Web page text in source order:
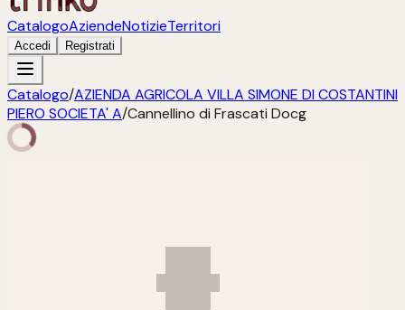
CatalogoAziendeNotizieTerritori
Accedi Registrati
Catalogo/AZIENDA AGRICOLA VILLA SIMONE DI COSTANTINI
PIERO SOCIETA' A/Cannellino di Frascati Docg